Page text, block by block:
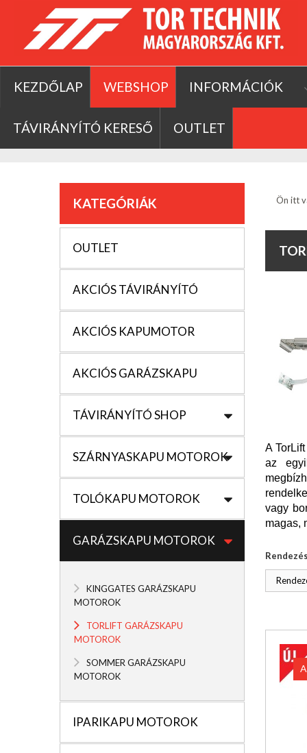
KEZDŐLAP WEBSHOP INFORMÁCIÓK
TÁVIRÁNYÍTÓ KERESŐ OUTLET
KATEGÓRIÁK
OUTLET
AKCIÓS TÁVIRÁNYÍTÓ
AKCIÓS KAPUMOTOR
AKCIÓS GARÁZSKAPU
TÁVIRÁNYÍTÓ SHOP
SZÁRNYASKAPU MOTOROK
TOLÓKAPU MOTOROK
GARÁZSKAPU MOTOROK
KINGGATES GARÁZSKAPU
MOTOROK
TORLIFT GARÁZSKAPU
MOTOROK
SOMMER GARÁZSKAPU
MOTOROK
IPARIKAPU MOTOROK
Ön itt
A
az
vagy
magas,
Rendezés